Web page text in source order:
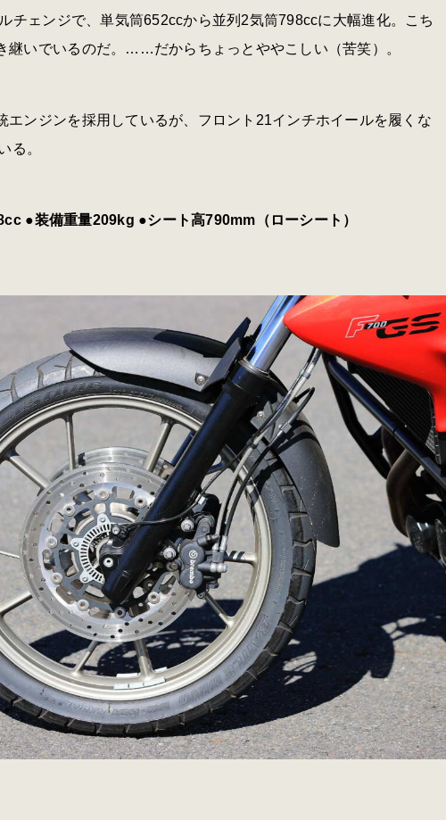
チェンジで、単気筒652ccから並列2気筒798ccに大幅進化。こち
継いでいるのだ。……だからちょっとややこしい（苦笑）。
エンジンを採用しているが、フロント21インチホイールを履くな
る。
●装備重量209kg ●シート高790mm（ローシート）